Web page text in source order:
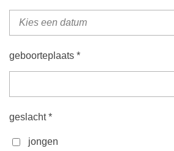
geboorteplaats *
geslacht *
jongen